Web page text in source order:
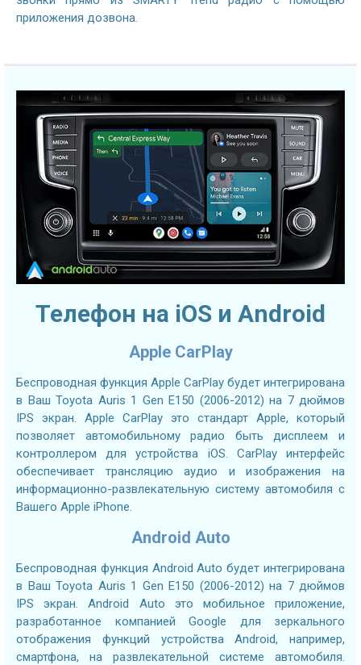
приложения дозвона.
Телефон на iOS и Android
Apple CarPlay
Беспроводная функция Apple CarPlay будет интегрирована
в Ваш Toyota Auris 1 Gen E150 (2006-2012) на 7 дюймов
IPS экран. Apple CarPlay это стандарт Apple, который
позволяет автомобильному радио быть дисплеем и
контроллером для устройства iOS. CarPlay интерфейс
обеспечивает трансляцию аудио и изображения на
информационно-развлекательную систему автомобиля с
Вашего Apple iPhone.
Android Auto
Беспроводная функция Android Auto будет интегрирована
в Ваш Toyota Auris 1 Gen E150 (2006-2012) на 7 дюймов
IPS экран. Android Auto это мобильное приложение,
разработанное компанией Google для зеркального
отображения функций устройства Android, например,
смартфона, на развлекательной системе автомобиля.